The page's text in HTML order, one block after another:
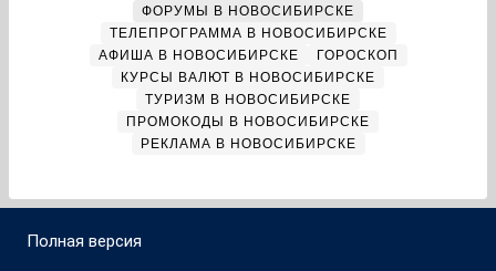
ФОРУМЫ В НОВОСИБИРСКЕ
ТЕЛЕПРОГРАММА В НОВОСИБИРСКЕ
АФИША В НОВОСИБИРСКЕ
ГОРОСКОП
КУРСЫ ВАЛЮТ В НОВОСИБИРСКЕ
ТУРИЗМ В НОВОСИБИРСКЕ
ПРОМОКОДЫ В НОВОСИБИРСКЕ
РЕКЛАМА В НОВОСИБИРСКЕ
Полная версия